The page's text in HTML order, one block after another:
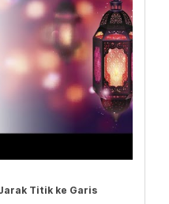
Titik ke Garis